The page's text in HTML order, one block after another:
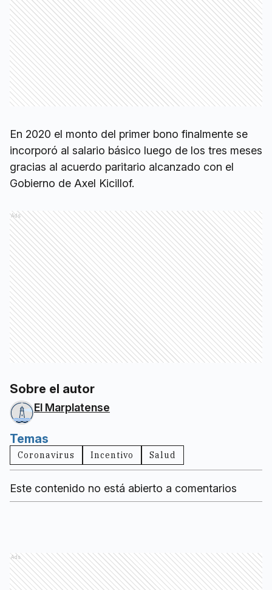
En 2020 el monto del primer bono finalmente se
incorporó al salario básico luego de los tres meses
gracias al acuerdo paritario alcanzado con el
Gobierno de Axel Kicillof.
Ads
Sobre el autor
El Marplatense
Temas
Coronavirus Incentivo Salud
Este contenido no está abierto a comentarios
Ads